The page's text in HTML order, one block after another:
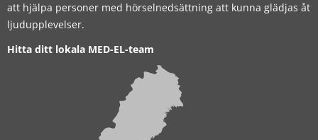
att hjälpa personer med hörselnedsättning att kunna glädjas åt
ljudupplevelser.
Hitta ditt lokala MED-EL-team